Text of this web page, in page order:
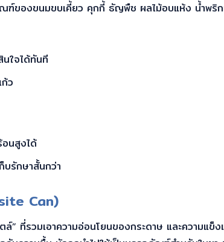
ณฑ์ของขนมขบเคี้ยว คุกกี้ ธัญพืช ผลไม้อบแห้ง น้ำพริ
ใจได้ทันที
ว
อนสูงได้
บรักษาสั้นกว่า
Can)
” ที่รวมเอาความอ่อนโยนของกระดาษ และความแข็